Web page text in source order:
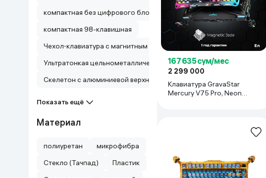
компактная без цифрового блока
компактная 98-клавишная
Чехол‑клавиатура с магнитным креплением и регулируемым углом
Ультратонкая цельнометаллическая панель
Скелетон с алюминиевой верхней панелью
Показать ещё
Материал
полиуретан
микрофибра
Стекло (Тачпад)
Пластик
167 635 сум/мес
2 299 000
Клавиатура GravaStar
Mercury V75 Pro, Neon